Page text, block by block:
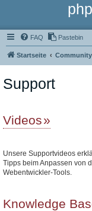
FAQ Pastebin
Startseite Community
Support
Videos
Unsere Supportvideos
Tipps beim Anpassen von
Webentwickler-Tools.
Knowledge